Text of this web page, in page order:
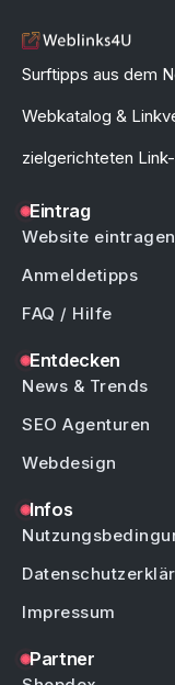
Surftipps aus dem
Webkatalog &
zielgerichteten
Eintrag
Website eintragen
Anmeldetipps
FAQ / Hilfe
Entdecken
News & Trends
SEO Agenturen
Webdesign
Infos
Impressum
Partner